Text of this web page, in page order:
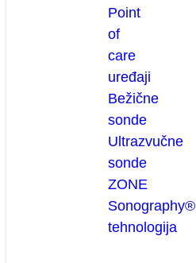
Point
of
care
uređaji
Bežične
sonde
Ultrazvučne
sonde
ZONE
Sonography®
tehnologija